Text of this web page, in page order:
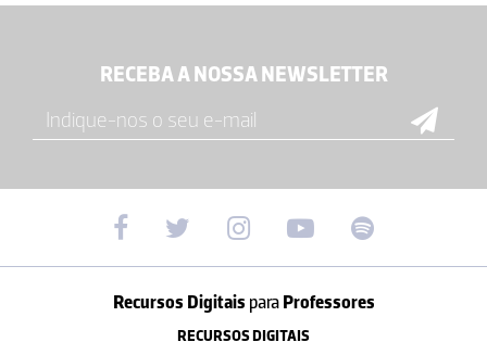
RECEBA A NOSSA NEWSLETTER
Recursos Digitais paraProfessores
RECURSOS DIGITAIS